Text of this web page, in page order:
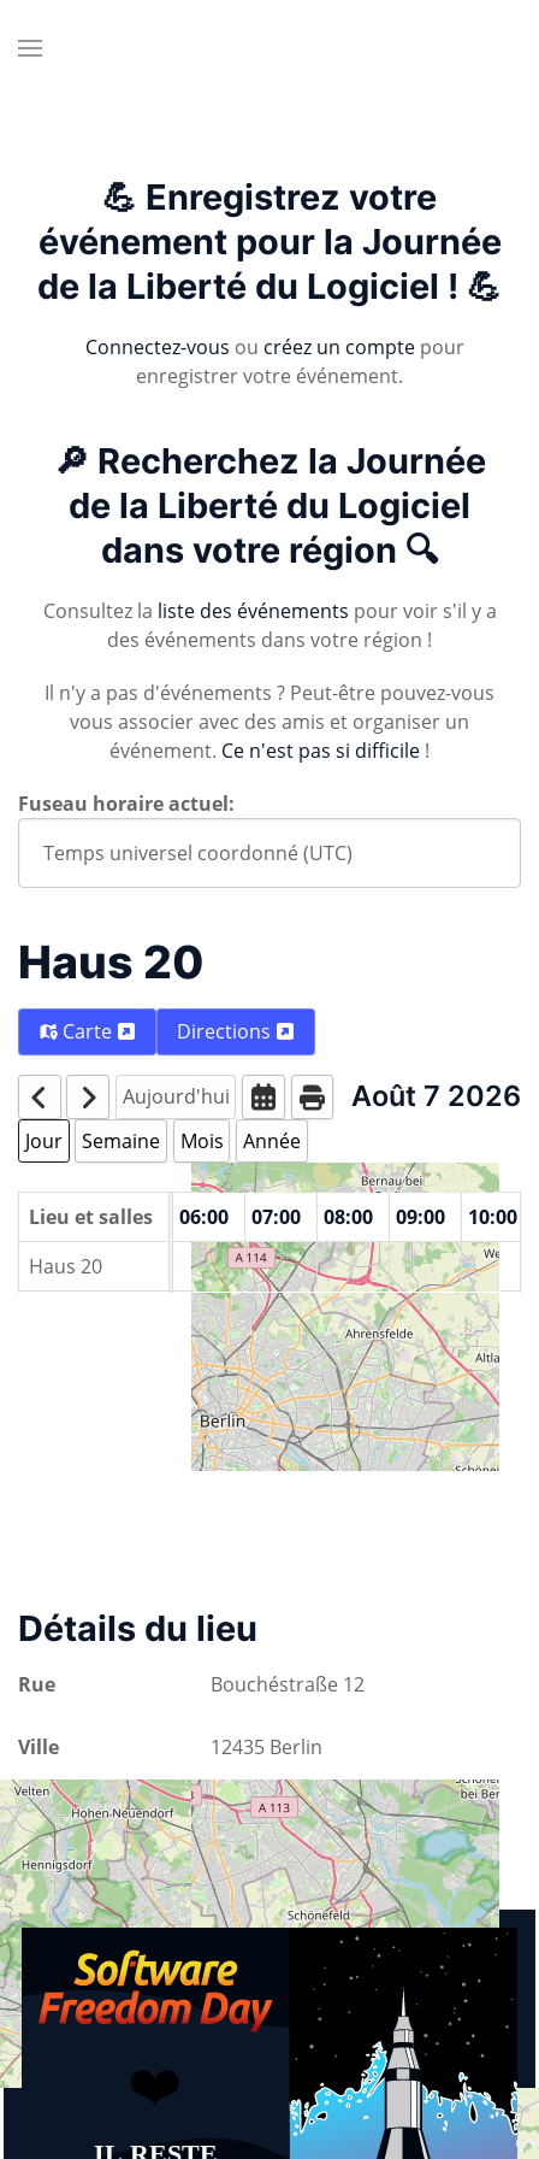
💪 Enregistrez votre
événement pour la Journée
de la Liberté du Logiciel ! 💪
Connectez-vous ou créez un comptepour
enregistrer votre événement.
🔎 Recherchez la Journée
de la Liberté du Logiciel
dans votre région 🔍
Consultez la liste des événements pour voir s'il y a
des événements dans votre région !
Il n'y a pas d'événements ? Peut-être pouvez-vous
vous associer avec des amis et organiser un
événement. Ce n'est pas si difficile !
Fuseau horaire actuel:
Haus 20
Carte Directions
Aujourd'hui Août 7 2026
Jour Semaine Mois Année
Lieu et salles
04:00 05:00 06:00 07:00 08:00 09:00
10:00
Haus 20
Détails du lieu
Rue Bouchéstraße 12
Ville 12435 Berlin
Pays Allemagne
A venir